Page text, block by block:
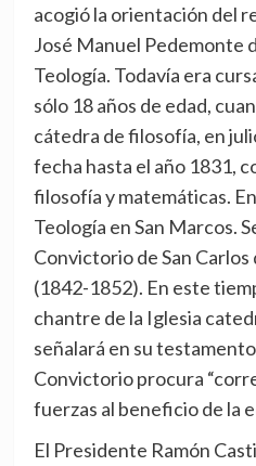
acogió la orientación del
José Manuel Pedemonte
Teología. Todavía era
sólo 18 años de edad,
cátedra de filosofía, en
fecha hasta el año 1831,
filosofía y matemáticas.
Teología en San Marcos.
Convictorio de San
(1842-1852). En este
chantre de la Iglesia
señalará en su
Convictorio procura
fuerzas al beneficio de la
El Presidente Ramón